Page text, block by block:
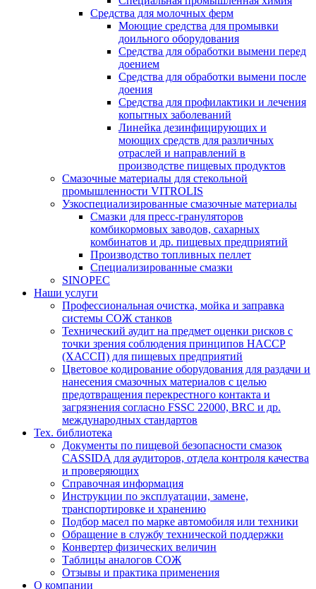
Средства для молочных ферм
Моющие средства для промывки
доильного оборудования
Средства для обработки вымени перед
доением
Средства для обработки вымени после
доения
Средства для профилактики и лечения
копытных заболеваний
Линейка дезинфицирующих и
моющих средств для различных
отраслей и направлений в
производстве пищевых продуктов
Смазочные материалы для стекольной
промышленности VITROLIS
Узкоспециализированные смазочные материалы
Смазки для пресс-грануляторов
комбикормовых заводов, сахарных
комбинатов и др. пищевых предприятий
Производство топливных пеллет
Специализированные смазки
SINOPEC
Наши услуги
Профессиональная очистка, мойка и заправка
системы СОЖ станков
Технический аудит на предмет оценки рисков с
точки зрения соблюдения принципов HACCP
(ХАССП) для пищевых предприятий
Цветовое кодирование оборудования для раздачи и
нанесения смазочных материалов с целью
предотвращения перекрестного контакта и
загрязнения согласно FSSC 22000, BRC и др.
международных стандартов
Тех. библиотека
Документы по пищевой безопасности смазок
CASSIDA для аудиторов, отдела контроля качества
и проверяющих
Справочная информация
Инструкции по эксплуатации, замене,
транспортировке и хранению
Подбор масел по марке автомобиля или техники
Обращение в службу технической поддержки
Конвертер физических величин
Таблицы аналогов СОЖ
Отзывы и практика применения
О компании